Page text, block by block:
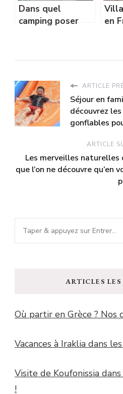
Dans quel
camping poser
dans les gorges
en
ARTICLE
Séjour en
découvrez
gonflables
ARTICLE
Les merveilles naturelles
que l’on ne découvre qu’en
Vous
recherchiez
ARTICLES LES
Où partir en Grèce ? Nos
Vacances à Iraklia dans
Visite de Koufonissia
!